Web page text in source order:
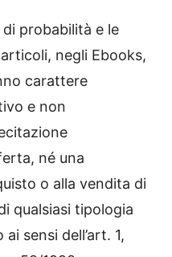
probabilità e le
negli Ebooks,
carattere
e non
né una
o alla vendita di
qualsiasi tipologia
sensi dell’art. 1,